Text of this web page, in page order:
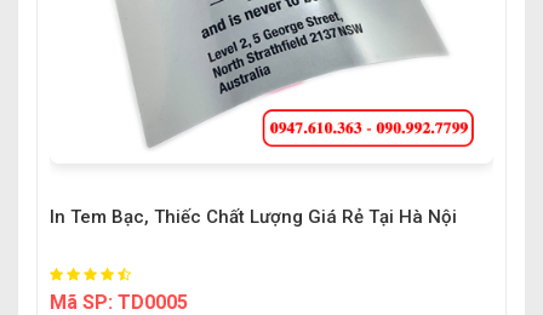
In Tem Bạc, Thiếc Chất Lượng Giá Rẻ Tại Hà Nội
Mã SP: TD0005